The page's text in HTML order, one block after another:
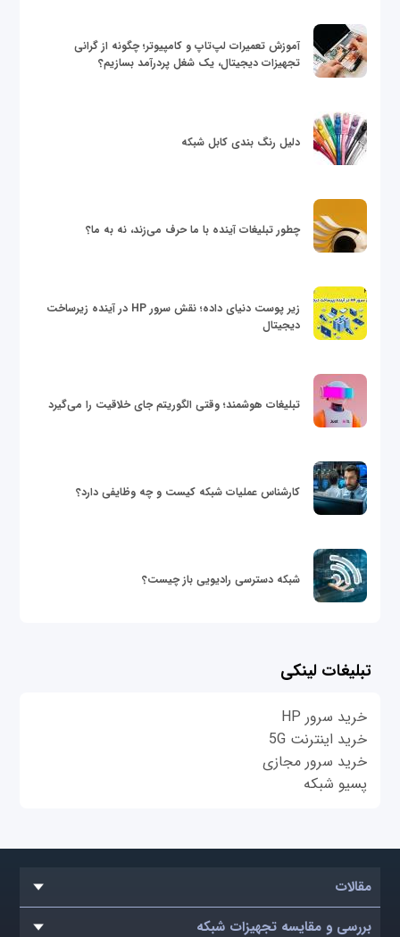
آموزش تعمیرات لپ‌تاپ و کامپیوتر؛ چگونه از گرانی
تجهیزات دیجیتال، یک شغل پردرآمد بسازیم؟
دلیل رنگ بندی کابل شبکه
چطور تبلیغات آینده با ما حرف می‌زند، نه به ما؟
زیر پوست دنیای داده؛ نقش سرور HP در آینده زیرساخت
دیجیتال
تبلیغات هوشمند؛ وقتی الگوریتم جای خلاقیت را می‌گیرد
کارشناس عملیات شبکه کیست و چه وظایفی دارد؟
شبکه دسترسی رادیویی باز چیست؟
تبلیغات لینکی
خرید سرور HP
خرید اینترنت 5G
خرید سرور مجازی
پسیو شبکه
مقالات
بررسی و مقایسه تجهیزات شبکه